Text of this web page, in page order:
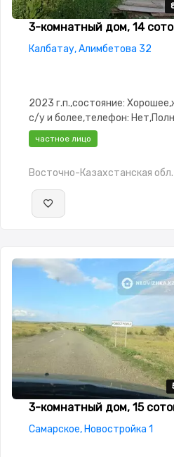
3-комнатный дом, 14
Калбатау, Алимбетова 32
2023 г.п.,состояние:
с/у и более,телефон:
меблирована,Пластиковые
частное лицо
Восточно-Казахстанская обл.
3-комнатный дом, 15
Самарское, Новостройка 1